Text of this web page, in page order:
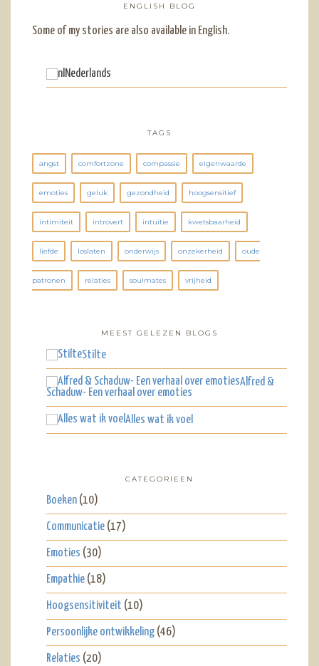
ENGLISH BLOG
Some of my stories are also available in English.
Nederlands
TAGS
angst comfortzone compassie eigenwaarde
emoties geluk gezondheid hoogsensitief
intimiteit introvert intuitie kwetsbaarheid
liefde loslaten onderwijs onzekerheid oude
patronen relaties soulmates vrijheid
MEEST GELEZEN BLOGS
Stilte
Alfred &
Schaduw- Een verhaal over emoties
Alles wat ik voel
CATEGORIEEN
Boeken (10)
Communicatie (17)
Emoties (30)
Empathie (18)
Hoogsensitiviteit (10)
Persoonlijke ontwikkeling (46)
Relaties (20)